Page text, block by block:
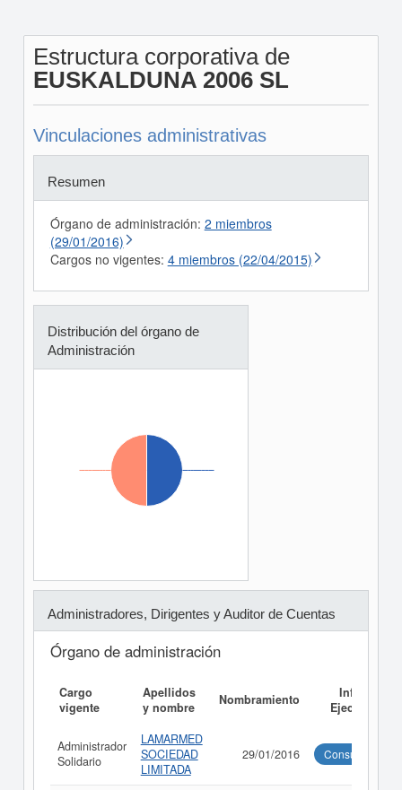
Estructura corporativa de
EUSKALDUNA 2006 SL
Vinculaciones administrativas
Resumen
Órgano de administración: 2 miembros
(29/01/2016)
Cargos no vigentes: 4 miembros (22/04/2015)
Distribución del órgano de
Administración
Administradores, Dirigentes y Auditor de Cuentas
Órgano de administración
Cargo
vigente
Apellidos
y nombre
Nombramiento
Informe
Ejecutivo
Administrador
Solidario
LAMARMED
SOCIEDAD
LIMITADA
29/01/2016 Consultar